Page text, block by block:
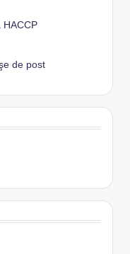
HACCP
de post